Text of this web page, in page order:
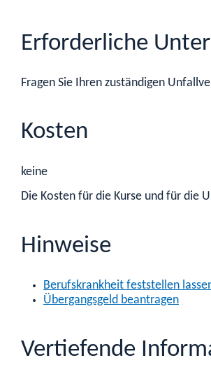
Erforderliche
Fragen Sie Ihren zuständigen
Kosten
keine
Die Kosten für die Kurse und für die
Hinweise
Berufskrankheit feststellen
Übergangsgeld beantragen
Vertiefende